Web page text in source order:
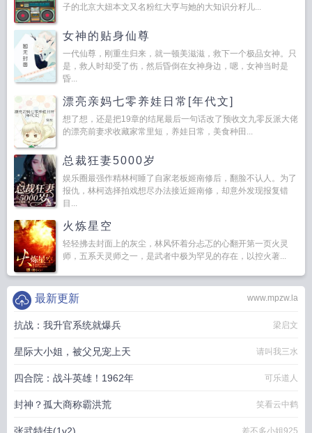
子的北京大妞本文又名粉红大亨与她的大知识分籽儿...
女神的贴身仙尊
一代仙尊，刚重生归来，就一顿美滋滋，救下一个极品女神。只
是，救人时却受了伤，然后昏倒在女神身边，嗯，女神当时是
昏...
漂亮亲妈七零养娃日常[年代文]
想了想，还是把19章的结尾最后一句话改了预收文九零反派大佬
的漂亮前妻求收藏家常里短，养娃日常，美食种田...
总裁狂妻5000岁
娱乐圈最强作精林柯睡了自家老板姬南修后，翻脸不认人。为了
报仇，林柯选择拍戏想尽办法接近姬南修，却意外发现报复错
目...
火炼星空
轻轻拂去封面上的灰尘，林风怀着分忐忑的心翻开第一页火灵
师，五系天灵师之一，是武者中极为罕见的存在，以控火著...
www.mpzw.la
最新更新
抗战：我升官系统就爆兵 梁启文
星际大小姐，被父兄宠上天 请叫我三水
四合院：战斗英雄！1962年 可乐道人
封神？孤大商称霸洪荒 笑看云中鹤
差不多小姐925